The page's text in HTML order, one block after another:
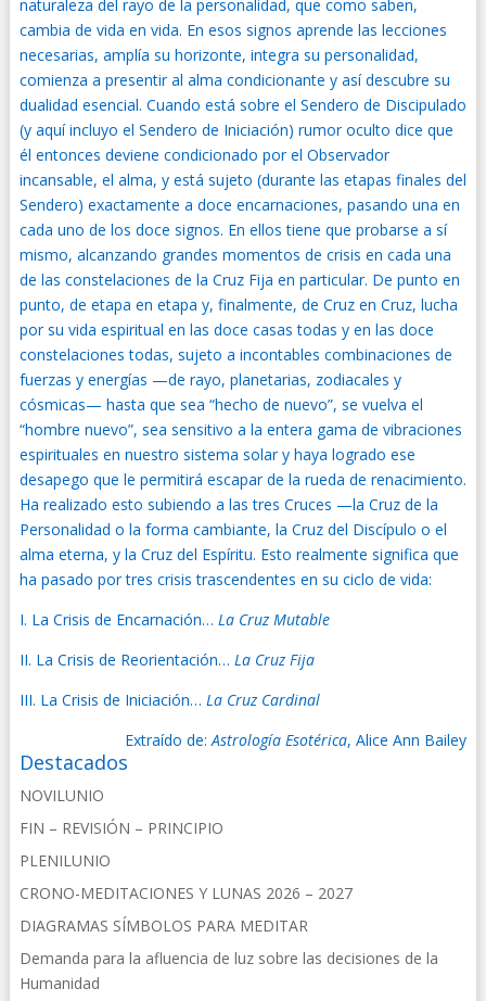
naturaleza del rayo de la personalidad, que como saben,
cambia de vida en vida. En esos signos aprende las lecciones
necesarias, amplía su horizonte, integra su personalidad,
comienza a presentir al alma condicionante y así descubre su
dualidad esencial. Cuando está sobre el Sendero de Discipulado
(y aquí incluyo el Sendero de Iniciación) rumor oculto dice que
él entonces deviene condicionado por el Observador
incansable, el alma, y está sujeto (durante las etapas finales del
Sendero) exactamente a doce encarnaciones, pasando una en
cada uno de los doce signos. En ellos tiene que probarse a sí
mismo, alcanzando grandes momentos de crisis en cada una
de las constelaciones de la Cruz Fija en particular. De punto en
punto, de etapa en etapa y, finalmente, de Cruz en Cruz, lucha
por su vida espiritual en las doce casas todas y en las doce
constelaciones todas, sujeto a incontables combinaciones de
fuerzas y energías —de rayo, planetarias, zodiacales y
cósmicas— hasta que sea “hecho de nuevo”, se vuelva el
“hombre nuevo”, sea sensitivo a la entera gama de vibraciones
espirituales en nuestro sistema solar y haya logrado ese
desapego que le permitirá escapar de la rueda de renacimiento.
Ha realizado esto subiendo a las tres Cruces —la Cruz de la
Personalidad o la forma cambiante, la Cruz del Discípulo o el
alma eterna, y la Cruz del Espíritu. Esto realmente significa que
ha pasado por tres crisis trascendentes en su ciclo de vida:
I. La Crisis de Encarnación… La Cruz Mutable
II. La Crisis de Reorientación… La Cruz Fija
III. La Crisis de Iniciación… La Cruz Cardinal
Extraído de:Astrología Esotérica, Alice Ann Bailey
Destacados
NOVILUNIO
FIN – REVISIÓN – PRINCIPIO
PLENILUNIO
CRONO-MEDITACIONES Y LUNAS 2026 – 2027
DIAGRAMAS SÍMBOLOS PARA MEDITAR
Demanda para la afluencia de luz sobre las decisiones de la
Humanidad